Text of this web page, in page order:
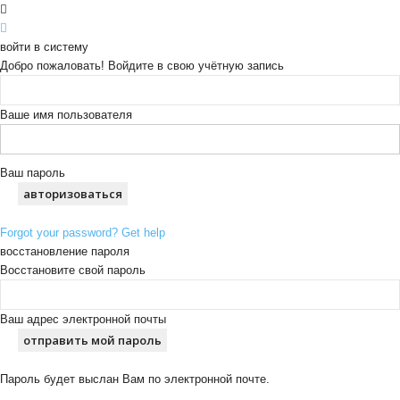
войти в систему
Добро пожаловать! Войдите в свою учётную запись
Ваше имя пользователя
Ваш пароль
Forgot your password? Get help
восстановление пароля
Восстановите свой пароль
Ваш адрес электронной почты
Пароль будет выслан Вам по электронной почте.